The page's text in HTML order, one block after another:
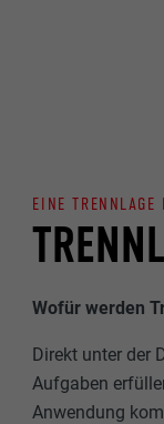
EINE
Wofür werden
Direkt unter der
Aufgaben
Anwendung